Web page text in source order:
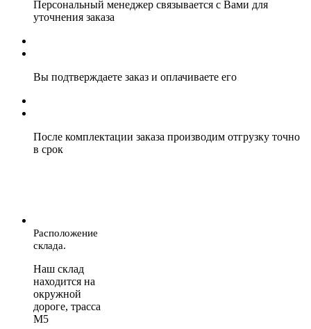
Персональный менеджер связывается с Вами для
уточнения заказа
Вы подтверждаете заказ и оплачиваете его
После комплектации заказа производим отгрузку точно
в срок
Расположение
склада.
Наш склад
находится на
окружной
дороге, трасса
М5